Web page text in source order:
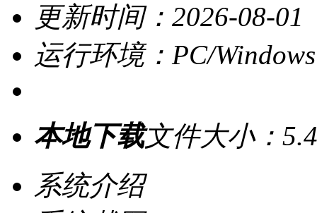
更新时间：2026-08-01
运行环境：PC/Windows
本地下载文件大小：
系统介绍